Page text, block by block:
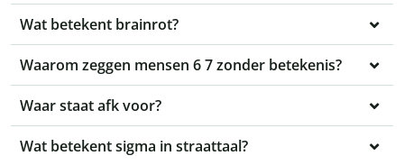
Wat betekent brainrot?
Waarom zeggen mensen 6 7 zonder betekenis?
Waar staat afk voor?
Wat betekent sigma in straattaal?